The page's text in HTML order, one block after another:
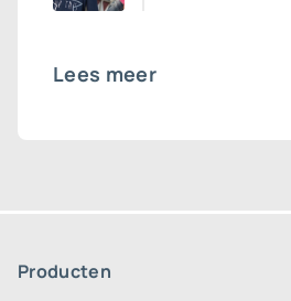
Lees meer
Producten